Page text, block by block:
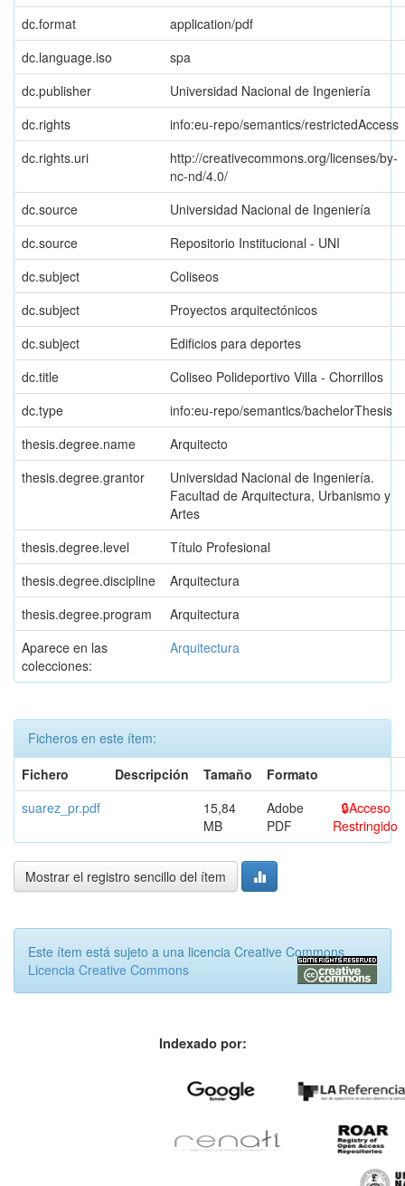
dc.format
application/pdf
dc.language.iso
spa
dc.publisher
Universidad Nacional de Ingeniería
dc.rights
info:eu-repo/semantics/restrictedAccess
dc.rights.uri
http://creativecommons.org/licenses/by-
nc-nd/4.0/
dc.source
Universidad Nacional de Ingeniería
dc.source
Repositorio Institucional - UNI
dc.subject
Coliseos
dc.subject
Proyectos arquitectónicos
dc.subject
Edificios para deportes
dc.title
Coliseo Polideportivo Villa - Chorrillos
dc.type
info:eu-repo/semantics/bachelorThesis
thesis.degree.name
Arquitecto
thesis.degree.grantor
Universidad Nacional de Ingeniería.
Facultad de Arquitectura, Urbanismo y
Artes
thesis.degree.level
Título Profesional
thesis.degree.discipline
Arquitectura
thesis.degree.program
Arquitectura
Aparece en las
colecciones:
Arquitectura
Ficheros en este ítem:
Fichero
Descripción Tamaño
Formato
suarez_pr.pdf
15,84
MB
Adobe
PDF
Acceso
Restringido
Mostrar el registro sencillo del ítem
Este ítem está sujeto a una licencia Creative Commons
Licencia Creative Commons
Indexado por: